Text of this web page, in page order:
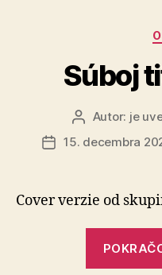
Súboj
Autor
článku
Autor: je
Dátum
15. decembra
Cover verzie od